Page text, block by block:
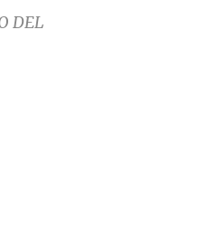
DEL